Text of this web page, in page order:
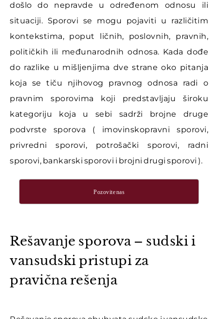
došlo do nepravde u određenom odnosu ili
situaciji. Sporovi se mogu pojaviti u različitim
kontekstima, poput ličnih, poslovnih, pravnih,
političkih ili međunarodnih odnosa. Kada dođe
do razlike u mišljenjima dve strane oko pitanja
koja se tiču njihovog pravnog odnosa radi o
pravnim sporovima koji predstavljaju široku
kategoriju koja u sebi sadrži brojne druge
podvrste sporova ( imovinskopravni sporovi,
privredni sporovi, potrošački sporovi, radni
sporovi, bankarski sporovi i brojni drugi sporovi ).
Pozovite nas
Rešavanje sporova – sudski i
vansudski pristupi za
pravična rešenja